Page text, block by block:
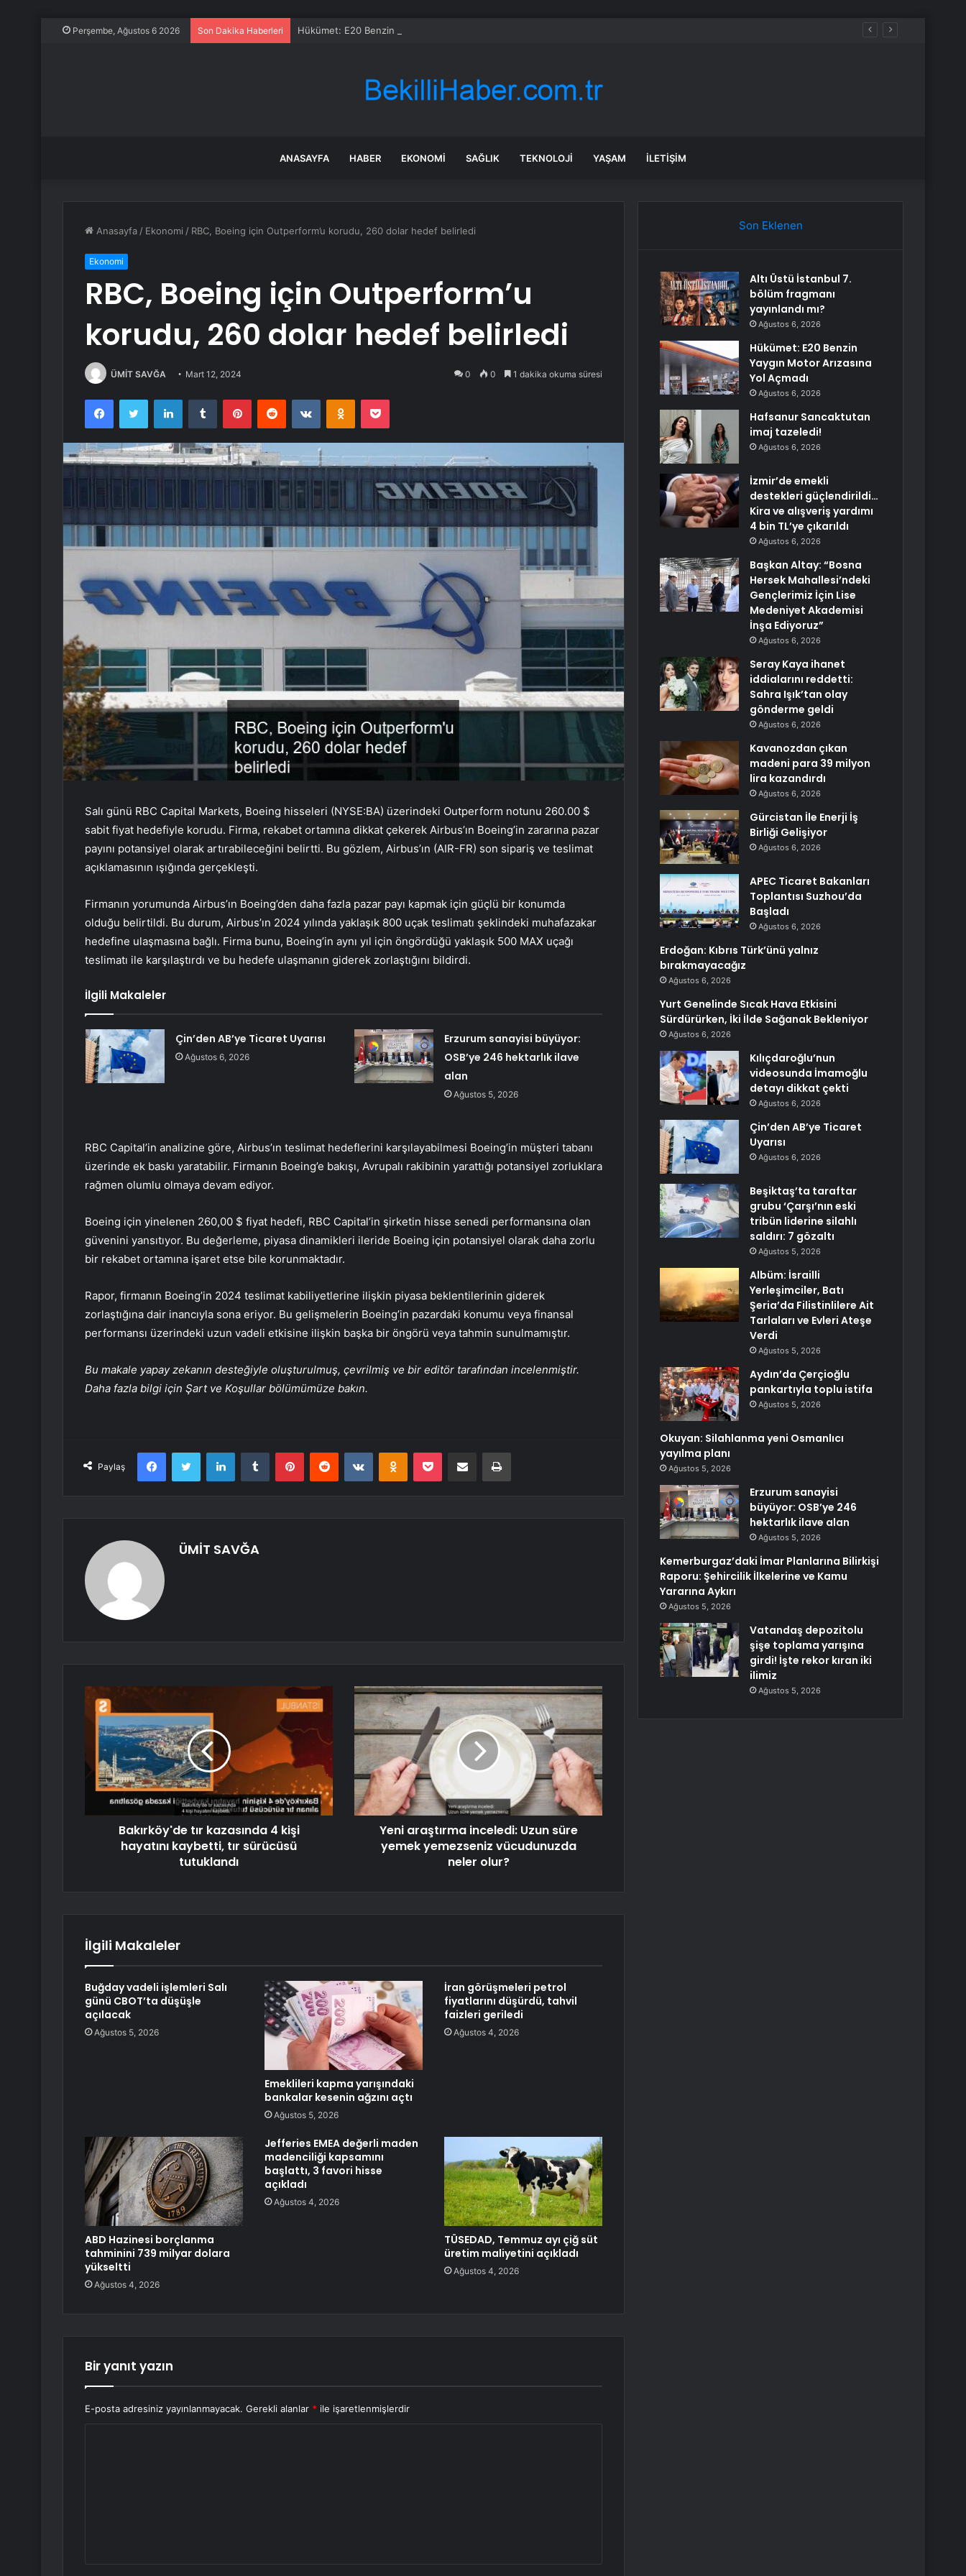
Perşembe, Ağustos 6 2026 Son Dakika Haberleri Hükümet: E20 Benzin Yaygın Motor Arızasına Yol Açmadı
ANASAYFA HABER EKONOMI SAĞLIK TEKNOLOJI YAŞAM İLETIŞIM
Anasayfa / Ekonomi / RBC, Boeing için Outperform’u korudu, 260 dolar hedef belirledi
Ekonomi
RBC, Boeing için Outperform’u
korudu, 260 dolar hedef belirledi
ÜMİT SAVĞA Mart 12, 2024 0 0 1 dakika okuma süresi
FacebookTwitter LinkedInTumblr PinterestReddit VKontakteOdnoklassniki
Pocket
Salı günü RBC Capital Markets, Boeing hisseleri (NYSE:BA) üzerindeki Outperform notunu 260.00 $
sabit fiyat hedefiyle korudu. Firma, rekabet ortamına dikkat çekerek Airbus’ın Boeing’in zararına pazar
payını potansiyel olarak artırabileceğini belirtti. Bu gözlem, Airbus’ın (AIR-FR) son sipariş ve teslimat
açıklamasının ışığında gerçekleşti.
Firmanın yorumunda Airbus’ın Boeing’den daha fazla pazar payı kapmak için güçlü bir konumda
olduğu belirtildi. Bu durum, Airbus’ın 2024 yılında yaklaşık 800 uçak teslimatı şeklindeki muhafazakar
hedefine ulaşmasına bağlı. Firma bunu, Boeing’in aynı yıl için öngördüğü yaklaşık 500 MAX uçağı
teslimatı ile karşılaştırdı ve bu hedefe ulaşmanın giderek zorlaştığını bildirdi.
İlgili Makaleler
Çin’den AB’ye Ticaret Uyarısı
Ağustos 6, 2026
Erzurum sanayisi büyüyor:
OSB’ye 246 hektarlık ilave
alan
Ağustos 5, 2026
RBC Capital’in analizine göre, Airbus’ın teslimat hedeflerini karşılayabilmesi Boeing’in müşteri tabanı
üzerinde ek baskı yaratabilir. Firmanın Boeing’e bakışı, Avrupalı rakibinin yarattığı potansiyel zorluklara
rağmen olumlu olmaya devam ediyor.
Boeing için yinelenen 260,00 $ fiyat hedefi, RBC Capital’in şirketin hisse senedi performansına olan
güvenini yansıtıyor. Bu değerleme, piyasa dinamikleri ileride Boeing için potansiyel olarak daha zorlu
bir rekabet ortamına işaret etse bile korunmaktadır.
Rapor, firmanın Boeing’in 2024 teslimat kabiliyetlerine ilişkin piyasa beklentilerinin giderek
zorlaştığına dair inancıyla sona eriyor. Bu gelişmelerin Boeing’in pazardaki konumu veya finansal
performansı üzerindeki uzun vadeli etkisine ilişkin başka bir öngörü veya tahmin sunulmamıştır.
Bu makale yapay zekanın desteğiyle oluşturulmuş, çevrilmiş ve bir editör tarafından incelenmiştir.
Daha fazla bilgi için Şart ve Koşullar bölümümüze bakın.
Paylaş
FacebookTwitter LinkedInTumblr PinterestReddit VKontakteOdnoklassniki
Pocket E-Posta ile paylaş Yazdır
ÜMİT SAVĞA
Bakırköy'de tır kazasında 4 kişi
hayatını kaybetti, tır sürücüsü
tutuklandı
Yeni araştırma inceledi: Uzun süre
yemek yemezseniz vücudunuzda
neler olur?
İlgili Makaleler
Buğday vadeli işlemleri Salı
günü CBOT’ta düşüşle
açılacak
Ağustos 5, 2026
Emeklileri kapma yarışındaki
bankalar kesenin ağzını açtı
Ağustos 5, 2026
İran görüşmeleri petrol
fiyatlarını düşürdü, tahvil
faizleri geriledi
Ağustos 4, 2026
ABD Hazinesi borçlanma
tahminini 739 milyar dolara
yükseltti
Ağustos 4, 2026
Jefferies EMEA değerli maden
madenciliği kapsamını
başlattı, 3 favori hisse
açıkladı
Ağustos 4, 2026
TÜSEDAD, Temmuz ayı çiğ süt
üretim maliyetini açıkladı
Ağustos 4, 2026
Bir yanıt yazın
E-posta adresiniz yayınlanmayacak. Gerekli alanlar * ile işaretlenmişlerdir
Son Eklenen
Altı Üstü İstanbul 7.
bölüm fragmanı
yayınlandı mı?
Ağustos 6, 2026
Hükümet: E20 Benzin
Yaygın Motor Arızasına
Yol Açmadı
Ağustos 6, 2026
Hafsanur Sancaktutan
imaj tazeledi!
Ağustos 6, 2026
İzmir’de emekli
destekleri güçlendirildi…
Kira ve alışveriş yardımı
4 bin TL’ye çıkarıldı
Ağustos 6, 2026
Başkan Altay: “Bosna
Hersek Mahallesi’ndeki
Gençlerimiz İçin Lise
Medeniyet Akademisi
İnşa Ediyoruz”
Ağustos 6, 2026
Seray Kaya ihanet
iddialarını reddetti:
Sahra Işık’tan olay
gönderme geldi
Ağustos 6, 2026
Kavanozdan çıkan
madeni para 39 milyon
lira kazandırdı
Ağustos 6, 2026
Gürcistan İle Enerji İş
Birliği Gelişiyor
Ağustos 6, 2026
APEC Ticaret Bakanları
Toplantısı Suzhou’da
Başladı
Ağustos 6, 2026
Erdoğan: Kıbrıs Türk’ünü yalnız
bırakmayacağız
Ağustos 6, 2026
Yurt Genelinde Sıcak Hava Etkisini
Sürdürürken, İki İlde Sağanak Bekleniyor
Ağustos 6, 2026
Kılıçdaroğlu’nun
videosunda İmamoğlu
detayı dikkat çekti
Ağustos 6, 2026
Çin’den AB’ye Ticaret
Uyarısı
Ağustos 6, 2026
Beşiktaş’ta taraftar
grubu ‘Çarşı’nın eski
tribün liderine silahlı
saldırı: 7 gözaltı
Ağustos 5, 2026
Albüm: İsrailli
Yerleşimciler, Batı
Şeria’da Filistinlilere Ait
Tarlaları ve Evleri Ateşe
Verdi
Ağustos 5, 2026
Aydın’da Çerçioğlu
pankartıyla toplu istifa
Ağustos 5, 2026
Okuyan: Silahlanma yeni Osmanlıcı
yayılma planı
Ağustos 5, 2026
Erzurum sanayisi
büyüyor: OSB’ye 246
hektarlık ilave alan
Ağustos 5, 2026
Kemerburgaz’daki İmar Planlarına Bilirkişi
Raporu: Şehircilik İlkelerine ve Kamu
Yararına Aykırı
Ağustos 5, 2026
Vatandaş depozitolu
şişe toplama yarışına
girdi! İşte rekor kıran iki
ilimiz
Ağustos 5, 2026